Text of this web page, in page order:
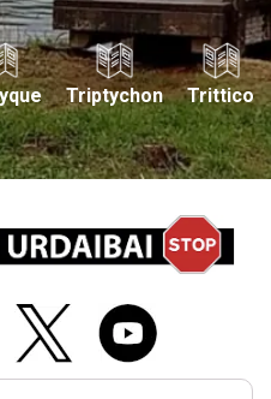
Triptychon Trittico